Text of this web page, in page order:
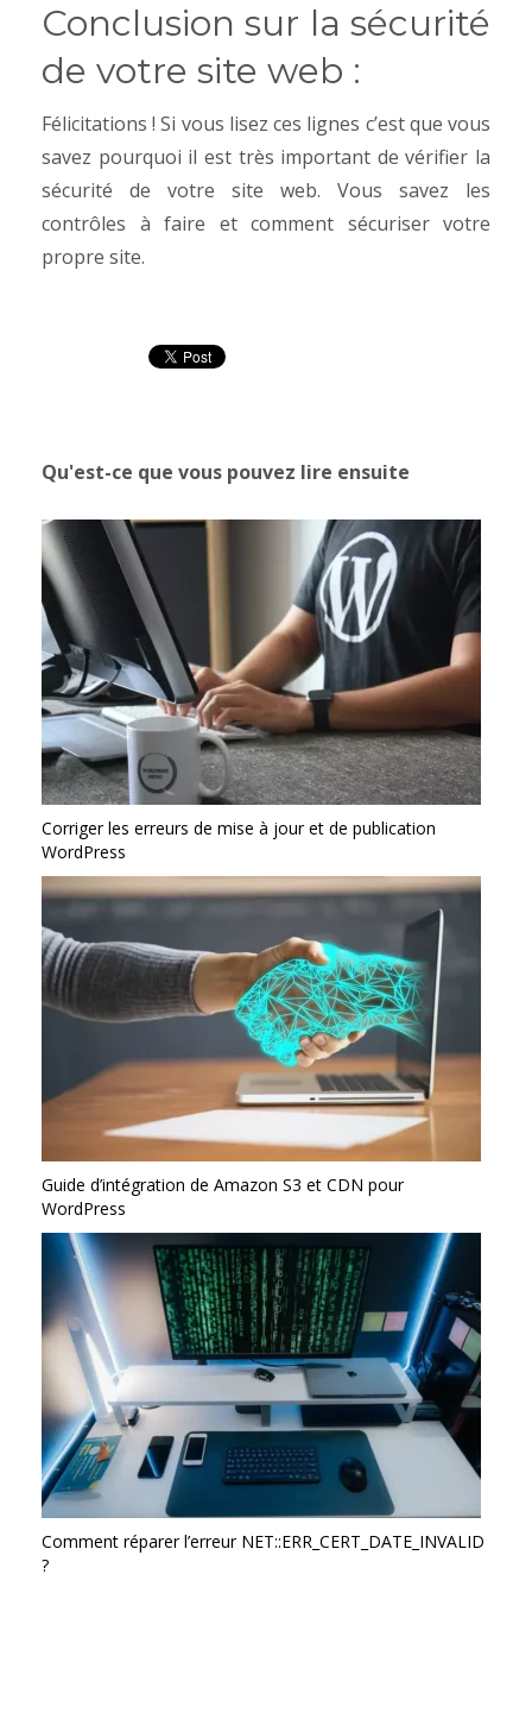
Conclusion sur la sécurité
de votre site web :
Félicitations ! Si vous lisez ces lignes c’est que vous
savez pourquoi il est très important de vérifier la
sécurité de votre site web. Vous savez les
contrôles à faire et comment sécuriser votre
propre site.
Qu'est-ce que vous pouvez lire ensuite
Corriger les erreurs de mise à jour et de publication
WordPress
Guide d’intégration de Amazon S3 et CDN pour
WordPress
Comment réparer l’erreur NET::ERR_CERT_DATE_INVALID
?